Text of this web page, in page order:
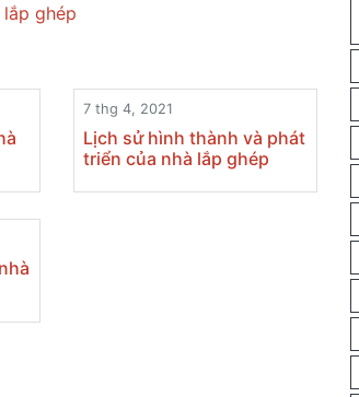
ghép
7 thg 4, 2021
Lịch sử hình thành và phát
triển của nhà lắp ghép